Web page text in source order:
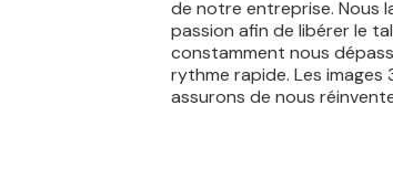
de notre entreprise. Nous
passion afin de libérer le
constamment nous
rythme rapide. Les
assurons de nous